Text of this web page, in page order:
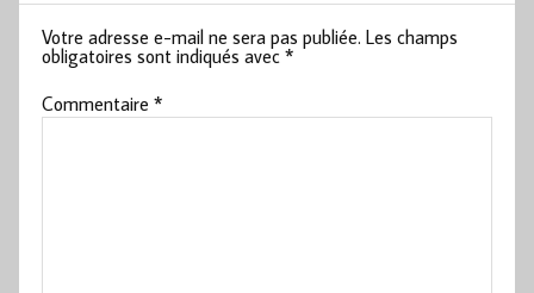
Votre adresse e-mail ne sera pas publiée. Les champs
obligatoires sont indiqués avec*
Commentaire*